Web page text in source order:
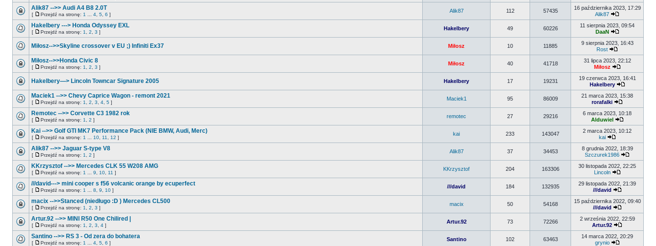
Alik87 -->> Audi A4 B8 2.0T
[ Przejdź na stronę: 1 4 5 6 ]
Alik87 112 57435
16 października 2023, 17:29
Alik87
Hakelbery ---> Honda Odyssey EXL
[ Przejdź na stronę: 1 2 3 ]
Hakelbery 49 60226
11 sierpnia 2023, 09:54
DaaN
Miłosz-->>Skyline crossover v EU ;) Infiniti Ex37 Miłosz 10 11885
9 sierpnia 2023, 16:43
Rost
Miłosz-->>Honda Civic 8
[ Przejdź na stronę: 1 2 3 ]
Miłosz 40 41718
31 lipca 2023, 22:12
Miłosz
Hakelbery—> Lincoln Towncar Signature 2005 Hakelbery 17 19231
19 czerwca 2023, 16:41
Hakelbery
Maciek1 -->> Chevy Caprice Wagon - remont 2021
[ Przejdź na stronę: 1 2 3 4 5 ]
Maciek1 95 86009
21 marca 2023, 15:38
rorafalki
Remotec -->> Corvette C3 1982 rok
[ Przejdź na stronę: 1 2 ]
remotec 27 29216
6 marca 2023, 10:18
Alduwiel
Kai -->> Golf GTI MK7 Performance Pack (NIE BMW, Audi, Merc)
[ Przejdź na stronę: 1 10 11 12 ]
kai 233 143047
2 marca 2023, 10:12
kai
Alik87 -->> Jaguar S-type V8
[ Przejdź na stronę: 1 2 ]
Alik87 37 34453
8 grudnia 2022, 18:39
Szczurek1986
KKrzysztof -->> Mercedes CLK 55 W208 AMG
[ Przejdź na stronę: 1 9 10 11 ]
KKrzysztof 204 163306
30 listopada 2022, 22:25
Lincoln
///david---> mini cooper s f56 volcanic orange by ecuperfect
[ Przejdź na stronę: 1 8 9 10 ]
///david 184 132935
29 listopada 2022, 21:39
///david
macix -->>Stanced (niedługo :D ) Mercedes CL500
[ Przejdź na stronę: 1 2 3 ]
macix 50 54168
15 października 2022, 09:40
///david
Artur.92 -->> MINI R50 One Chilired |
[ Przejdź na stronę: 1 2 3 4 ]
Artur.92 73 72266
2 września 2022, 22:59
Artur.92
Santino -->> RS 3 - Od zera do bohatera
[ Przejdź na stronę: 1 4 5 6 ]
Santino 102 63463
14 marca 2022, 20:29
grynio